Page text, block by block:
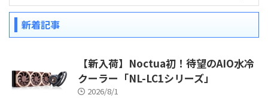
新着記事
【新入荷】Noctua初！待望のAIO水冷
クーラー「NL-LC1シリーズ」
2026/8/1